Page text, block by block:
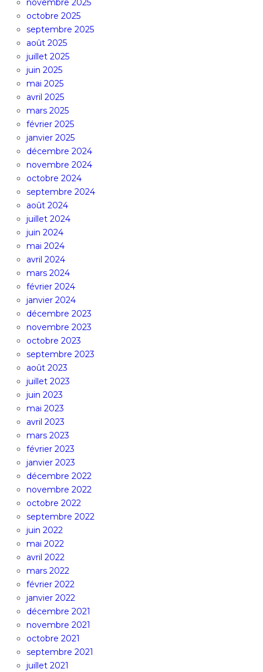
novembre 2025
octobre 2025
septembre 2025
août 2025
juillet 2025
juin 2025
mai 2025
avril 2025
mars 2025
février 2025
janvier 2025
décembre 2024
novembre 2024
octobre 2024
septembre 2024
août 2024
juillet 2024
juin 2024
mai 2024
avril 2024
mars 2024
février 2024
janvier 2024
décembre 2023
novembre 2023
octobre 2023
septembre 2023
août 2023
juillet 2023
juin 2023
mai 2023
avril 2023
mars 2023
février 2023
janvier 2023
décembre 2022
novembre 2022
octobre 2022
septembre 2022
juin 2022
mai 2022
avril 2022
mars 2022
février 2022
janvier 2022
décembre 2021
novembre 2021
octobre 2021
septembre 2021
juillet 2021